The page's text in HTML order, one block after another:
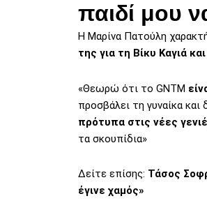
παιδί μου
Η Μαρίνα Πατούλη
της για τη Βίκυ Καγιά
«Θεωρώ ότι το GNTM
προσβάλει τη γυναίκα
πρότυπα στις νέες
τα σκουπίδια»
Δείτε επίσης: Τάσος
έγινε χαμός»